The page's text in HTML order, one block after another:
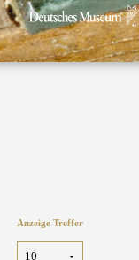
Anzeige Treffer